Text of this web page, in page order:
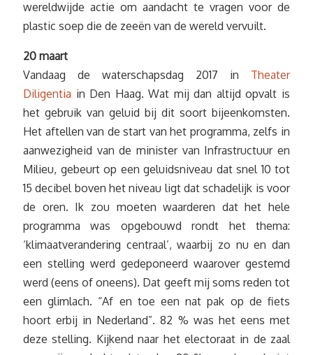
wereldwijde actie om aandacht te vragen voor de
plastic soep die de zeeën van de wereld vervuilt.
20 maart
Vandaag de waterschapsdag 2017 in Theater
Diligentia in Den Haag. Wat mij dan altijd opvalt is
het gebruik van geluid bij dit soort bijeenkomsten.
Het aftellen van de start van het programma, zelfs in
aanwezigheid van de minister van Infrastructuur en
Milieu, gebeurt op een geluidsniveau dat snel 10 tot
15 decibel boven het niveau ligt dat schadelijk is voor
de oren. Ik zou moeten waarderen dat het hele
programma was opgebouwd rondt het thema:
‘klimaatverandering centraal’, waarbij zo nu en dan
een stelling werd gedeponeerd waarover gestemd
werd (eens of oneens). Dat geeft mij soms reden tot
een glimlach. “Af en toe een nat pak op de fiets
hoort erbij in Nederland”. 82 % was het eens met
deze stelling. Kijkend naar het electoraat in de zaal